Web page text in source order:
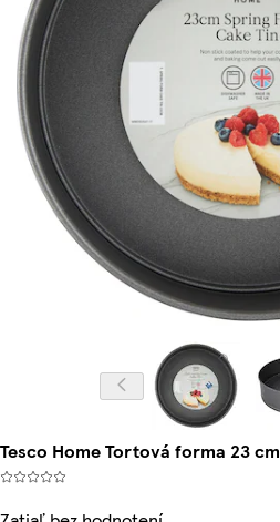
Tesco Home Tortová forma 23 cm